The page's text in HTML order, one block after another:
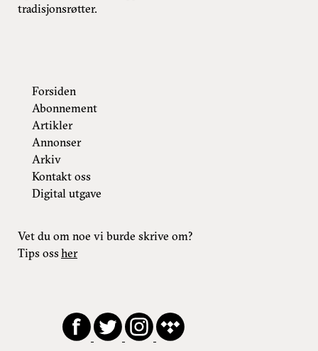
tradisjonsrøtter.
Forsiden
Abonnement
Artikler
Annonser
Arkiv
Kontakt oss
Digital utgave
Vet du om noe vi burde skrive om?
Tips ossher